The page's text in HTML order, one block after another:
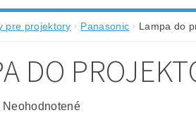
pre projektory Panasonic Lampa do
DO
Neohodnotené